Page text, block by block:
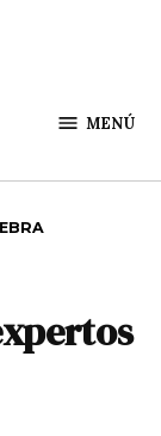
MENÚ